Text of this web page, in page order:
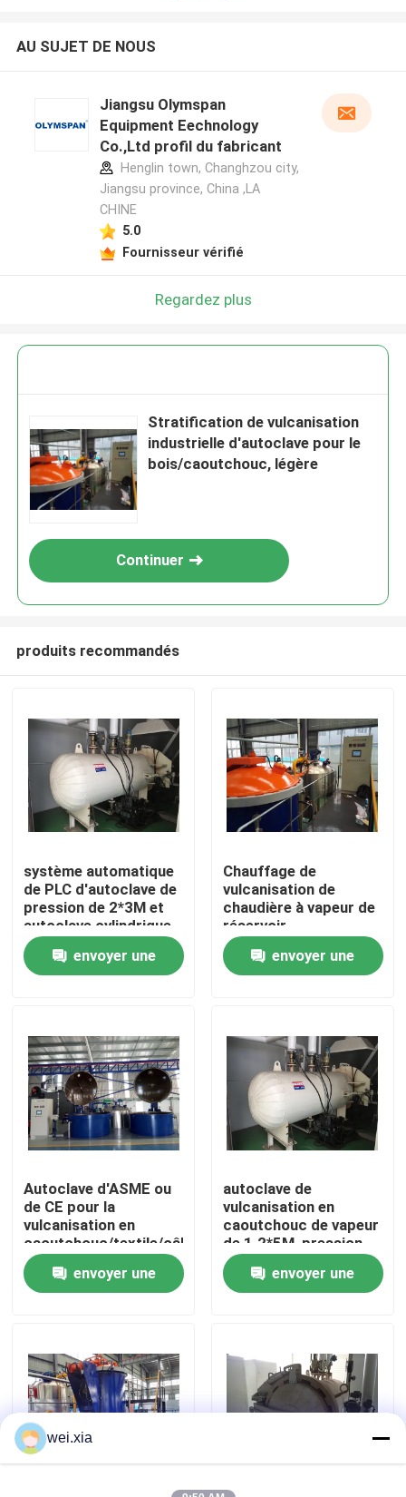
À la maison
Vidéos
À propos de nous
Visite de l'usine
Contrôle de la qualité
Nouvelles
Les affaires
AU SUJET DE NOUS
Jiangsu Olymspan
Equipment Eechnology
Co.,Ltd profil du fabricant
Henglin town, Changhzou city,
Jiangsu province, China ,LA
CHINE
5.0
Fournisseur vérifié
Regardez plus
Stratification de vulcanisation
industrielle d'autoclave pour le
bois/caoutchouc, légère
Continuer
produits recommandés
système automatique
de PLC d'autoclave de
pression de 2*3M et
autoclave cylindrique
et simple en verre de
structure de tambour
envoyer une
Chauffage de
vulcanisation de
chaudière à vapeur de
réservoir
d'autoclave/chauffage
direct et indirect
chauffage électrique
envoyer une
Autoclave d'ASME ou
de CE pour la
vulcanisation en
caoutchouc/textile/câble
et les industries de
chimie envoyer une
autoclave de
vulcanisation en
caoutchouc de vapeur
de 1.2*5M, pression
hydraulique
d'autoclave industriel
envoyer une
wei.xia